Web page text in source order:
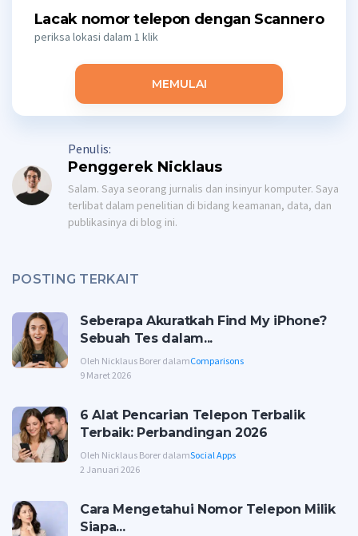
Lacak nomor telepon dengan Scannero
periksa lokasi dalam 1 klik
MEMULAI
Penulis:
Penggerek Nicklaus
Salam. Saya seorang jurnalis dan insinyur komputer. Saya
terlibat dalam penelitian di bidang keamanan, data, dan
publikasinya di blog ini.
POSTING TERKAIT
Seberapa Akuratkah Find My iPhone?
Sebuah Tes dalam...
Oleh Nicklaus Borer dalamComparisons
9 Maret 2026
6 Alat Pencarian Telepon Terbalik
Terbaik: Perbandingan 2026
Oleh Nicklaus Borer dalamSocial Apps
2 Januari 2026
Cara Mengetahui Nomor Telepon Milik
Siapa...